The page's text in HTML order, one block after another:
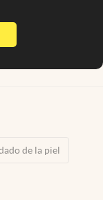
en nueva pestaña
de la piel